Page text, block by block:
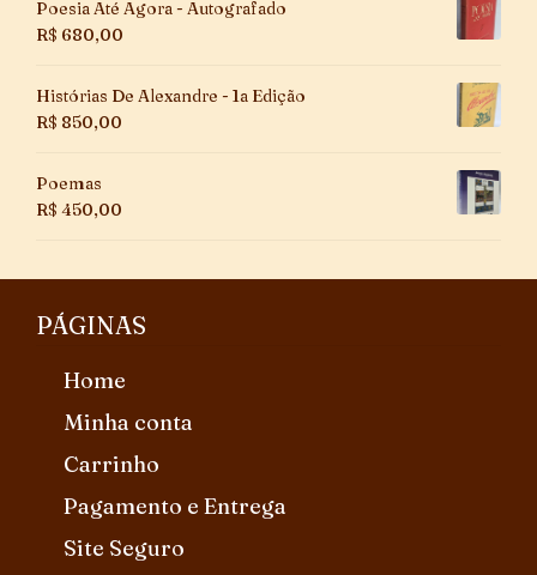
Poesia Até Agora - Autografado
R$ 680,00
Histórias De Alexandre - 1a Edição
R$ 850,00
Poemas
R$ 450,00
PÁGINAS
Home
Minha conta
Carrinho
Pagamento e Entrega
Site Seguro